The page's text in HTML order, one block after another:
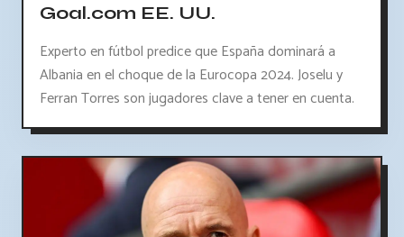
Goal.com EE. UU.
Experto en fútbol predice que España dominará a
Albania en el choque de la Eurocopa 2024. Joselu y
Ferran Torres son jugadores clave a tener en cuenta.